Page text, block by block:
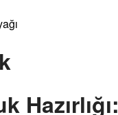
Hazırlığı: